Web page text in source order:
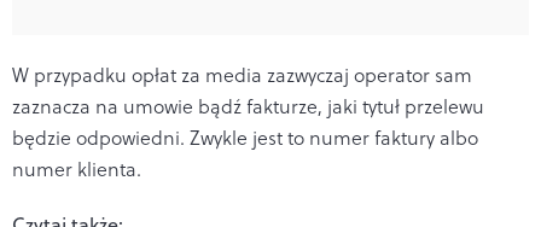
W przypadku opłat za media zazwyczaj operator sam
zaznacza na umowie bądź fakturze, jaki tytuł przelewu
będzie odpowiedni. Zwykle jest to numer faktury albo
numer klienta.